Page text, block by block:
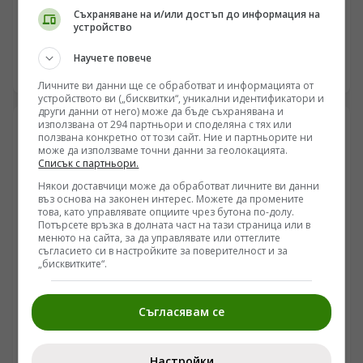
изграждат нов военен блок за сигурност без САЩ
/Поглед.инфо/ Подписването на „Споразумението за
взаимна отбрана в Мека“ между Турция, Саудитска
Арабия и Пакистан маркира фундаментална промяна
в архитектурата на сигурността в Близкия изток и
Южна Азия. Докато Вашингтон и Тел Авив се опитваха
да изолират Иран, сунитските сили формализираха
пакт, който обединява в обща военна рамка най-
развитата НАТОвска армия в региона, финансовите
ресурси на Персийския залив и единствената ядрена
държава в ислямския свят. Този ход не е просто
реакция на ескалацията около Ормузкия проток, а
признание за системния провал на американските
гаранции за сигурност. Регионът започва
самоорганизация, изпреварвайки неизбежното
изтегляне на САЩ.
08.08.2026 17:06
СВЯТ
Съхраняване на и/или достъп до информация на
устройство
Научете повече
Личните ви данни ще се обработват и информацията от
устройството ви („бисквитки“, уникални идентификатори и
други данни от него) може да бъде съхранявана и
използвана от 294 партньори и споделяна с тях или
ползвана конкретно от този сайт. Ние и партньорите ни
може да използваме точни данни за геолокацията.
Списък с партньори.
Някои доставчици може да обработват личните ви данни
въз основа на законен интерес. Можете да промените
това, като управлявате опциите чрез бутона по-долу.
Потърсете връзка в долната част на тази страница или в
менюто на сайта, за да управлявате или оттеглите
съгласието си в настройките за поверителност и за
„бисквитките“.
Съгласявам се